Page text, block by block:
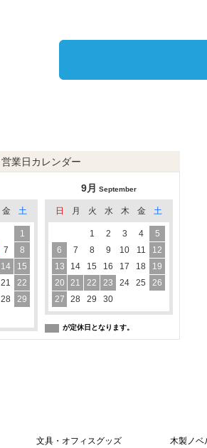
営業日カレンダー
金 土
1
7
8
14
15
21
22
28
29
9月 September
日 月 火 水 木 金 土
1 2 3 4
5
6
7 8 9 10 11
12
13
14 15 16 17 18
19
20
21 22 23 24 25
26
27
28 29 30
が定休日となります。
文具・オフィスグッズ
木製ノベ